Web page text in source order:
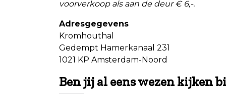
voorverkoop als aan de deur € 6,-.
Adresgegevens
Kromhouthal
Gedempt Hamerkanaal 231
1021 KP Amsterdam-Noord
Ben jij al eens wezen kijken